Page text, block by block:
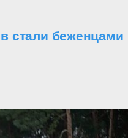
стали беженцами